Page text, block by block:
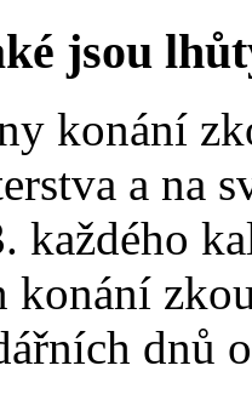
jsou
konání
a na
každého
konání
dnů